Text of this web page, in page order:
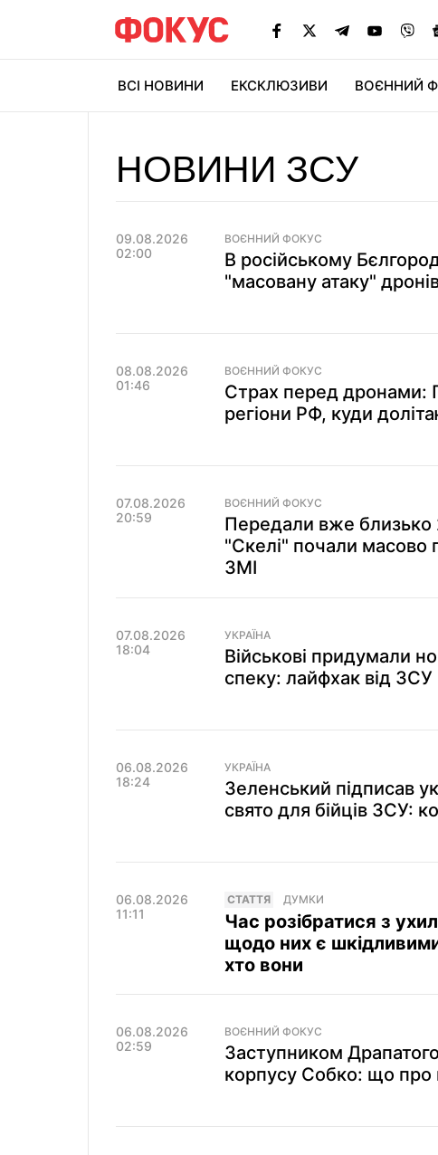
ВСІ НОВИНИ ЕКСКЛЮЗИВИ ВОЄННИЙ
НОВИНИ ЗСУ
09.08.2026
02:00
ВОЄННИЙ ФОКУС
В російському
"масовану атаку"
08.08.2026
01:46
ВОЄННИЙ ФОКУС
Страх перед дронами:
регіони РФ, куди
07.08.2026
20:59
ВОЄННИЙ ФОКУС
Передали вже близько
"Скелі" почали масово
ЗМІ
07.08.2026
18:04
УКРАЇНА
Військові придумали
спеку: лайфхак від ЗСУ
06.08.2026
18:24
УКРАЇНА
Зеленський підписав
свято для бійців ЗСУ:
06.08.2026
11:11
СТАТТЯ ДУМКИ
Час розібратися з
щодо них є
хто вони
06.08.2026
02:59
ВОЄННИЙ ФОКУС
Заступником
корпусу Собко: що про